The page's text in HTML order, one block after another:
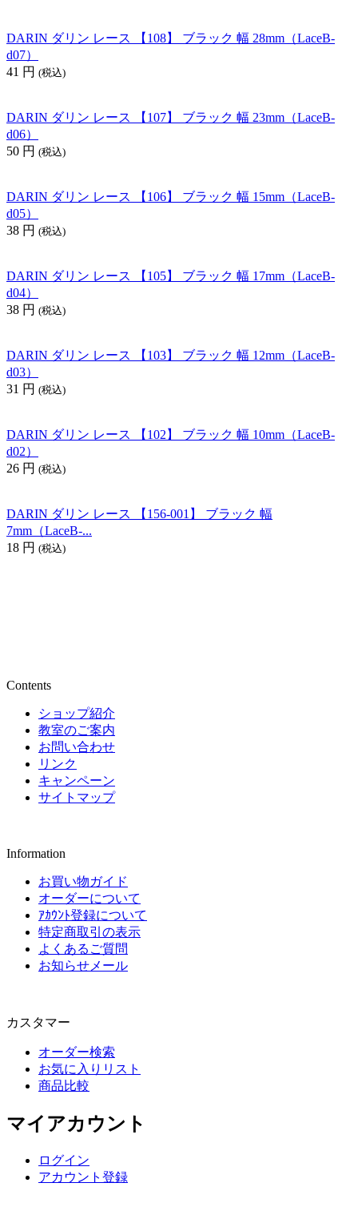
DARIN ダリン レース 【108】 ブラック 幅 28mm（LaceB-
d07）
41 円 (税込)
DARIN ダリン レース 【107】 ブラック 幅 23mm（LaceB-
d06）
50 円 (税込)
DARIN ダリン レース 【106】 ブラック 幅 15mm（LaceB-
d05）
38 円 (税込)
DARIN ダリン レース 【105】 ブラック 幅 17mm（LaceB-
d04）
38 円 (税込)
DARIN ダリン レース 【103】 ブラック 幅 12mm（LaceB-
d03）
31 円 (税込)
DARIN ダリン レース 【102】 ブラック 幅 10mm（LaceB-
d02）
26 円 (税込)
DARIN ダリン レース 【156-001】 ブラック 幅
7mm（LaceB-...
18 円 (税込)
Contents
ショップ紹介
教室のご案内
お問い合わせ
リンク
キャンペーン
サイトマップ
Information
お買い物ガイド
オーダーについて
ｱｶｳﾝﾄ登録について
特定商取引の表示
よくあるご質問
お知らせメール
カスタマー
オーダー検索
お気に入りリスト
商品比較
マイアカウント
ログイン
アカウント登録